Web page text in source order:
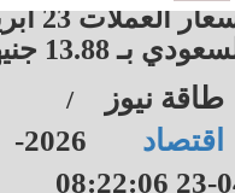
بـ 13.88 جنيهاً
طاقة نيوز /
اقتصاد
2026-
04-23